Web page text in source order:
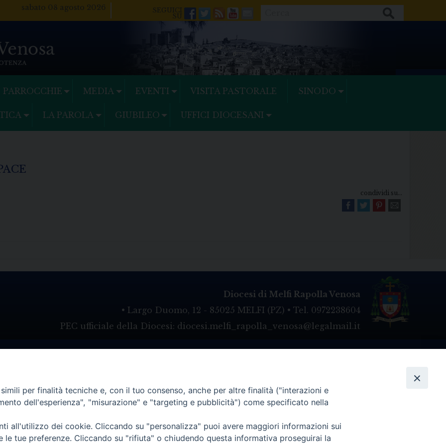
sabato 08 agosto 2026
Facebook
Twitter
FeedsYoutube
Mail
PARROCCHIE MEDIA EVENTI VISITA PASTORALE SINODO
LA PAROLA GIUBILEO UFFICI DIOCESANI
condividi su...
Diocesi di Melfi Rapolla Venosa
• Largo Duomo, 12 - 85025 MELFI (PZ) • Tel. 0972238604
PEC ufficiale della Diocesi: diocesi.melfi_rapolla_venosa@legalmail.it
per finalità tecniche e, con il tuo consenso, anche per altre finalità ("interazioni e
dell'esperienza", "misurazione" e "targeting e pubblicità") come specificato nella
all'utilizzo dei cookie. Cliccando su "personalizza" puoi avere maggiori informazioni sui
le tue preferenze. Cliccando su "rifiuta" o chiudendo questa informativa proseguirai la